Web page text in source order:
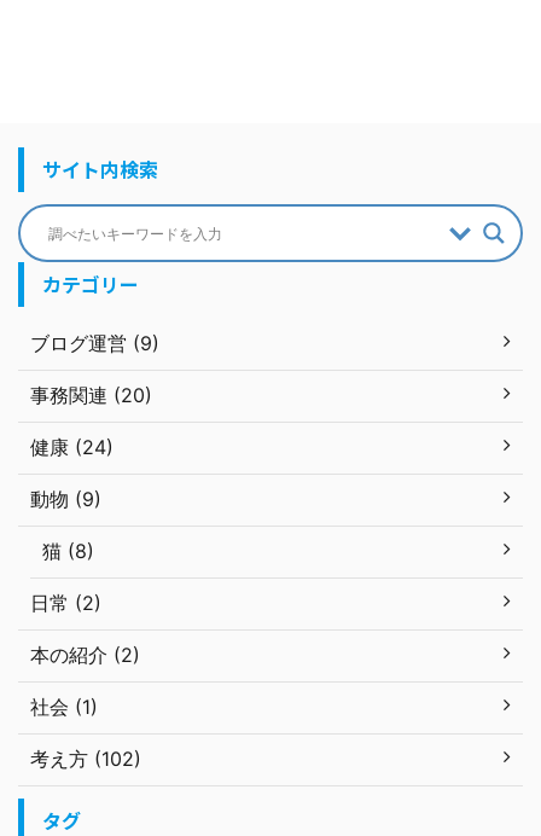
サイト内検索
カテゴリー
ブログ運営 (9)
事務関連 (20)
健康 (24)
動物 (9)
猫 (8)
日常 (2)
本の紹介 (2)
社会 (1)
考え方 (102)
タグ